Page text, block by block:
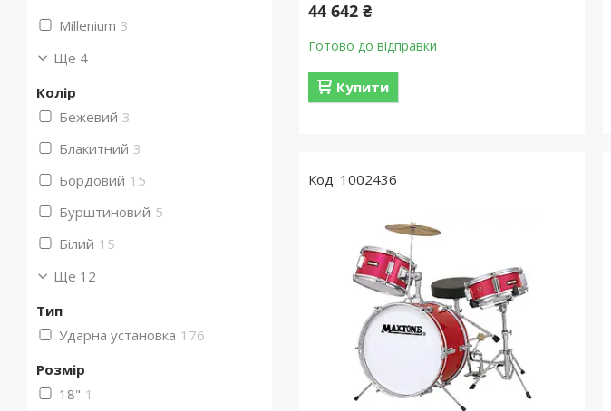
44 642 ₴
Готово до відправки
Купити
1002436
Millenium 3
Ще 4
Колір
Бежевий 3
Блакитний 3
Бордовий 15
Бурштиновий 5
Білий 15
Ще 12
Тип
Ударна установка 176
Розмір
18" 1